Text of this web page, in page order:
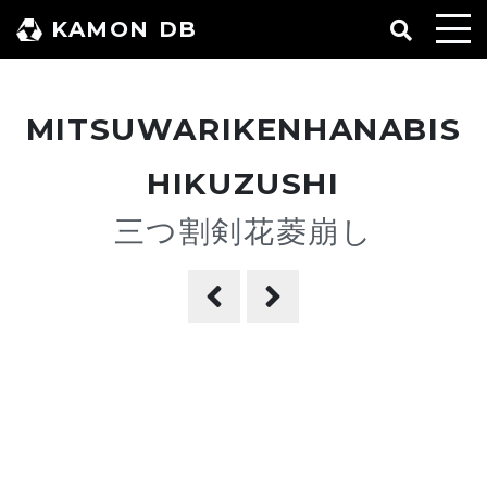
ン
KAMON DB
MITSUWARIKENHANABIS
HIKUZUSHI
三つ割剣花菱崩し